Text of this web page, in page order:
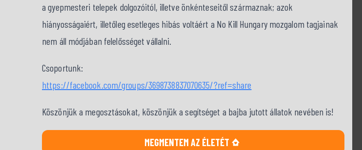
a gyepmesteri telepek dolgozóitól, illetve önkénteseitől származnak; azok
hiányosságaiért, illetőleg esetleges hibás voltáért a No Kill Hungary mozgalom tagjainak
nem áll módjában felelősséget vállalni.
Csoportunk:
https://facebook.com/groups/3698738837070635/?ref=share
Köszönjük a megosztásokat, köszönjük a segítséget a bajba jutott állatok nevében is!
MEGMENTEM AZ ÉLETÉT